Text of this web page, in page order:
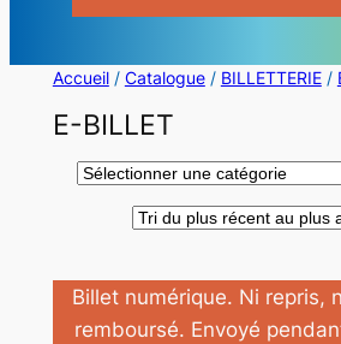
Accueil/ Catalogue/ BILLETTERIE/
E-BILLET
Sélectionner
catégorie
Billet numérique. Ni repris,
remboursé. Envoyé